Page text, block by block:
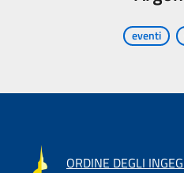
eventi
ORDINE DEGLI